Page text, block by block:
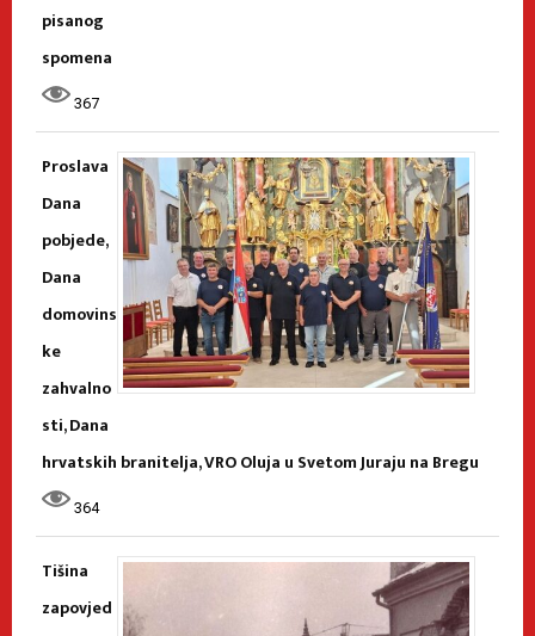
pisanog
spomena
367
Proslava
Dana
pobjede,
Dana
domovins
ke
zahvalno
sti, Dana
hrvatskih branitelja, VRO Oluja u Svetom Juraju na Bregu
364
Tišina
zapovjed